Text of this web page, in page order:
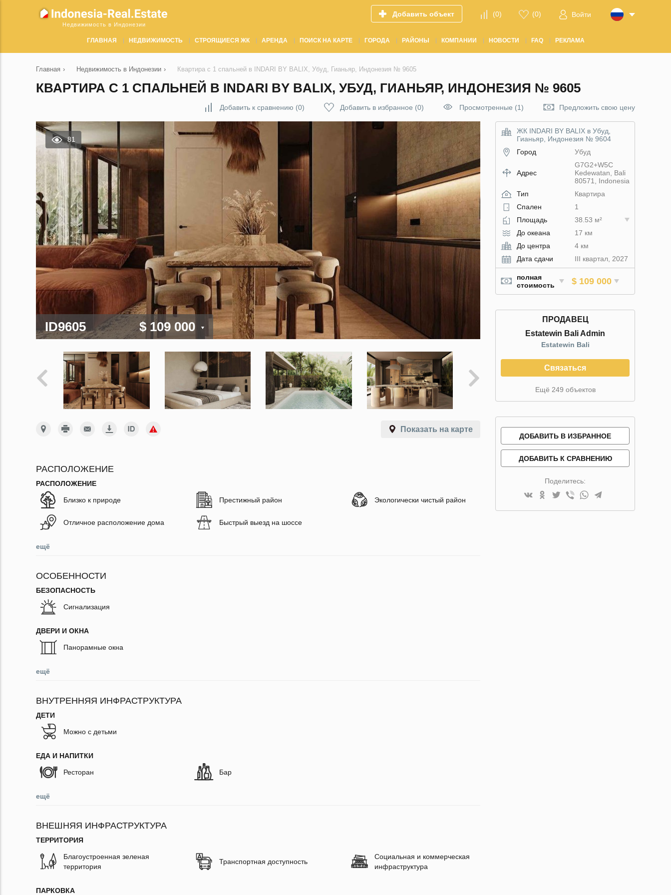
Недвижимость в Индонезии
Добавить объект (0) (0) Войти
ГЛАВНАЯ НЕДВИЖИМОСТЬ СТРОЯЩИЕСЯ ЖК АРЕНДА ПОИСК НА КАРТЕ ГОРОДА РАЙОНЫ КОМПАНИИ НОВОСТИ FAQ РЕКЛАМА
Главная › Недвижимость в Индонезии › Квартира с 1 спальней в INDARI BY BALIX, Убуд, Гианьяр, Индонезия № 9605
КВАРТИРА С 1 СПАЛЬНЕЙ В INDARI BY BALIX, УБУД, ГИАНЬЯР, ИНДОНЕЗИЯ № 9605
Добавить к сравнению (0) Добавить в избранное (0) Просмотренные (1) Предложить свою цену
81
ID9605 $ 109 000
Показать на карте
РАСПОЛОЖЕНИЕ
РАСПОЛОЖЕНИЕ
Близко к природе Престижный район Экологически чистый район
Отличное расположение дома Быстрый выезд на шоссе
ещё
ОСОБЕННОСТИ
БЕЗОПАСНОСТЬ
Сигнализация
ДВЕРИ И ОКНА
Панорамные окна
ещё
ВНУТРЕННЯЯ ИНФРАСТРУКТУРА
ДЕТИ
Можно с детьми
ЕДА И НАПИТКИ
Ресторан Бар
ещё
ВНЕШНЯЯ ИНФРАСТРУКТУРА
ТЕРРИТОРИЯ
Благоустроенная зеленая
территория
Транспортная доступность
Социальная и коммерческая
инфраструктура
ПАРКОВКА
ЖК INDARI BY BALIX в Убуд,
Гианьяр, Индонезия № 9604
Город
Убуд
Адрес
G7G2+W5C
Kedewatan, Bali
80571, Indonesia
Тип
Квартира
Спален
1
Площадь
38.53 м²
До океана
17 км
До центра
4 км
Дата сдачи
III квартал, 2027
полная
стоимость
$ 109 000
ПРОДАВЕЦ
Estatewin Bali Admin
Estatewin Bali
Связаться
Ещё 249 объектов
ДОБАВИТЬ В ИЗБРАННОЕ
ДОБАВИТЬ К СРАВНЕНИЮ
Поделитесь: